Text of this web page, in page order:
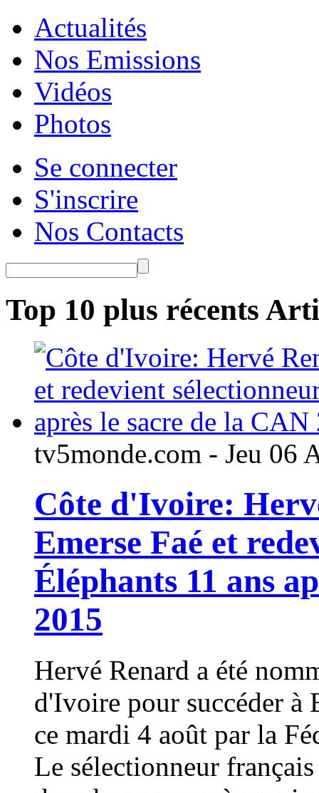
Actualités
Nos Emissions
Vidéos
Photos
Se connecter
S'inscrire
Nos Contacts
Top 10 plus récents
tv5monde.com - Jeu 06
Côte d'Ivoire:
Emerse Faé et
Éléphants 11 ans
2015
Hervé Renard a été
d'Ivoire pour succéder à
ce mardi 4 août par la
Le sélectionneur